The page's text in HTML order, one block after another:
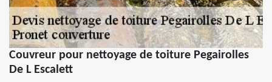
Couvreur pour nettoyage de toiture Pegairolles
De L Escalett